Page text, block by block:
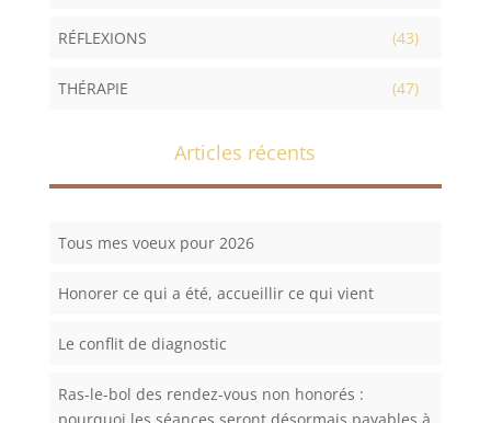
RÉFLEXIONS (43)
THÉRAPIE (47)
Articles récents
Tous mes voeux pour 2026
Honorer ce qui a été, accueillir ce qui vient
Le conflit de diagnostic
Ras-le-bol des rendez-vous non honorés :